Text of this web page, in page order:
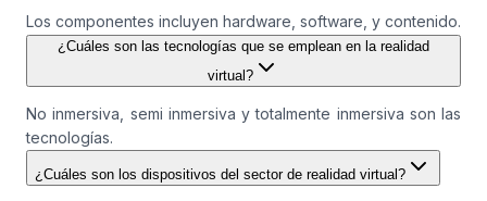
Los componentes incluyen hardware, software, y contenido.
¿Cuáles son las tecnologías que se emplean en la realidad
virtual?
No inmersiva, semi inmersiva y totalmente inmersiva son las
tecnologías.
¿Cuáles son los dispositivos del sector de realidad virtual?